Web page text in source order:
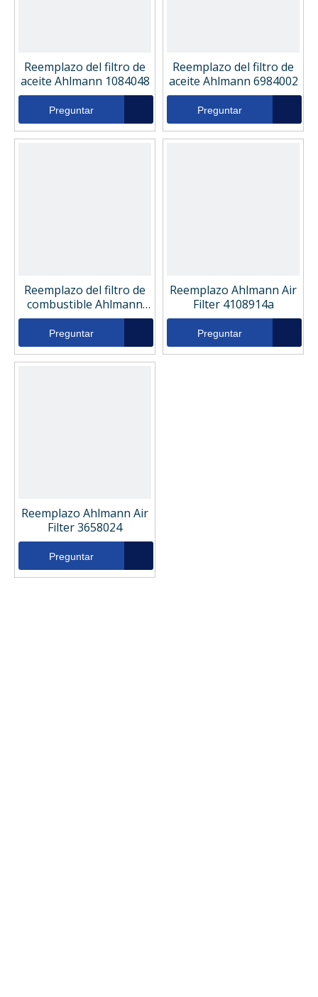
Reemplazo del filtro de
aceite Ahlmann 1084048
Preguntar
Reemplazo del filtro de
aceite Ahlmann 6984002
Preguntar
Reemplazo del filtro de
combustible Ahlmann
23110509
Preguntar
Reemplazo Ahlmann Air
Filter 4108914a
Preguntar
Reemplazo Ahlmann Air
Filter 3658024
Preguntar